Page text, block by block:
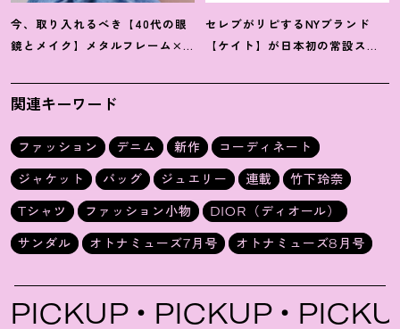
今、取り入れるべき【40代の眼
鏡とメイク】メタルフレーム×
女っぽく
セレブがリピするNYブランド
【ケイト】が日本初の常設スト
関連キーワード
ファッション デニム 新作
コーディネート
ジャケット
バッグ ジュエリー 連載
竹下玲奈
Tシャツ
ファッション小物
DIOR（ディオール）
サンダル
オトナミューズ7月号 オトナミューズ8月号
PICKUP PICKUP